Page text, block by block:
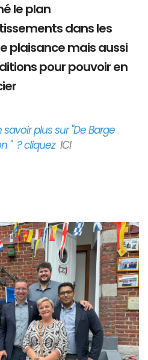
le plan
dans les
plaisance mais aussi
pour pouvoir en
plus sur "De Barge
" ? cliquez ICI